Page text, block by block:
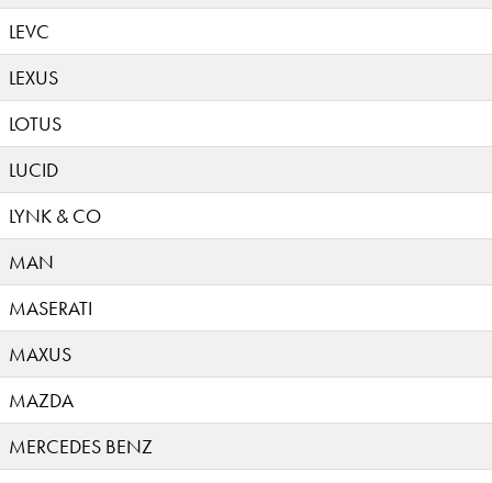
LEVC
LEXUS
LOTUS
LUCID
LYNK & CO
MAN
MASERATI
MAXUS
MAZDA
MERCEDES BENZ